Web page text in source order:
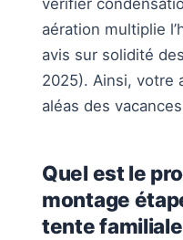
vérifier
aération multiplie
avis sur solidité
2025). Ainsi, votre
aléas des
Quel est le
montage
tente